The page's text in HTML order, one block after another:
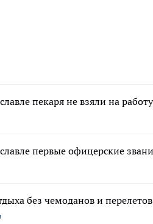
пекаря не взяли на
первые офицерские
без чемоданов и